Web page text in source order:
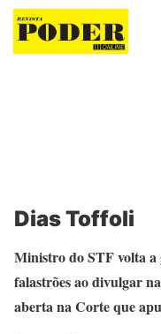
Revista Poder
Dias Toffoli
Ministro do STF volta a
falastrões ao divulgar
aberta na Corte que